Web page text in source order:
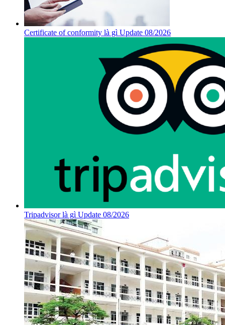
Certificate of conformity là gì Update 08/2026
Tripadvisor là gì Update 08/2026